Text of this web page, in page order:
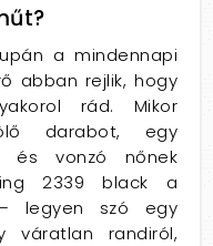
a mindennapi
abban rejlik, hogy
rád. Mikor
darabot, egy
és vonzó nőnek
2339 black a
legyen szó egy
váratlan randiról,